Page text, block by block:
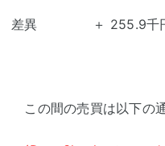
差異 ＋ 255.9千円(
この間の売買は以下の